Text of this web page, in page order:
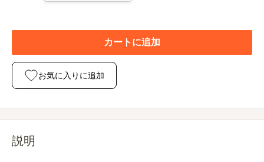
カートに追加
お気に入りに追加
説明